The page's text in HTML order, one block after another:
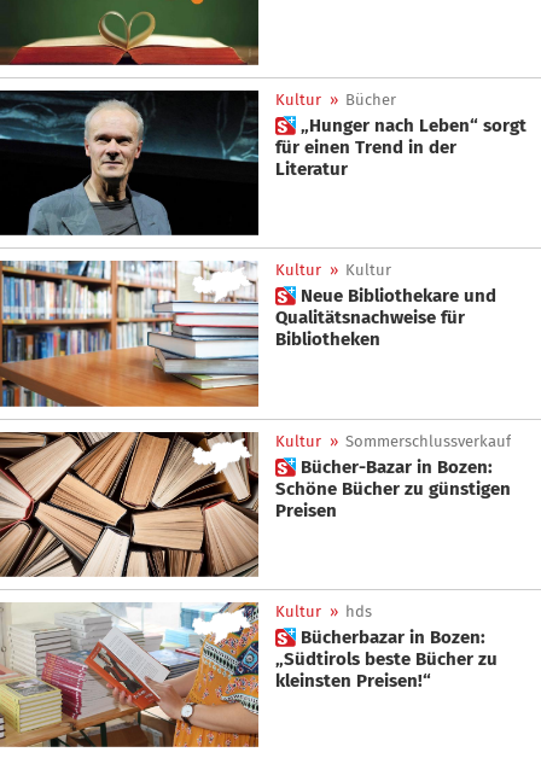
Kultur » Bücher
 „Hunger nach Leben“ sorgt
für einen Trend in der
Literatur
Kultur » Kultur
 Neue Bibliothekare und
Qualitätsnachweise für
Bibliotheken
Kultur » Sommerschlussverkauf
 Bücher-Bazar in Bozen:
Schöne Bücher zu günstigen
Preisen
Kultur » hds
 Bücherbazar in Bozen:
„Südtirols beste Bücher zu
kleinsten Preisen!“